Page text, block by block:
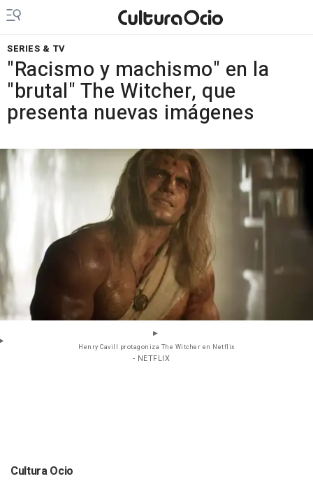
SERIES & TV
"Racismo y machismo" en la
"brutal" The Witcher, que
presenta nuevas imágenes
Henry Cavill protagoniza The Witcher en Netflix
- NETFLIX
Cultura Ocio